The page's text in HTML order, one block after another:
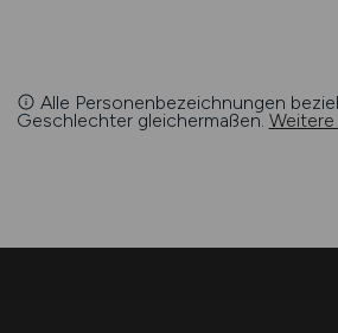
Alle Personenbezeichnungen
Geschlechter gleichermaßen.